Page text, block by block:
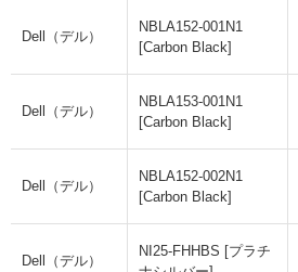
Dell（デル）
NBLA152-001N1
[Carbon Black]
Dell（デル）
NBLA153-001N1
[Carbon Black]
Dell（デル）
NBLA152-002N1
[Carbon Black]
Dell（デル）
NI25-FHHBS [プラチ